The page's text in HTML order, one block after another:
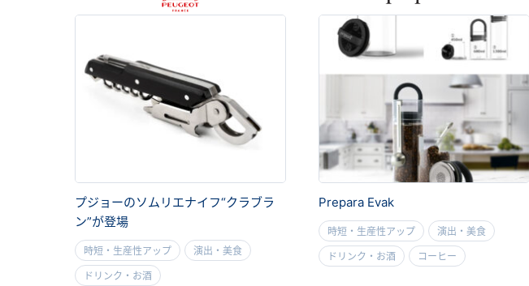
プジョーのソムリエナイフ“クラブラ
ン”が登場
時短・生産性アップ 演出・美食
ドリンク・お酒
Prepara Evak
時短・生産性アップ 演出・美食
ドリンク・お酒 コーヒー